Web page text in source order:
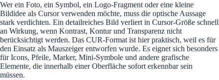
Wer ein Foto, ein Symbol, ein Logo-Fragment oder eine kleine
Bildidee als Cursor verwenden möchte, muss die optische Aussage
stark verdichten. Ein detailreiches Bild verliert in Cursor-Größe schnell
an Wirkung, wenn Kontrast, Kontur und Transparenz nicht
berücksichtigt werden. Das CUR-Format ist hier praktisch, weil es für
den Einsatz als Mauszeiger entworfen wurde. Es eignet sich besonders
für Icons, Pfeile, Marker, Mini-Symbole und andere grafische
Elemente, die innerhalb einer Oberfläche sofort erkennbar sein
müssen.